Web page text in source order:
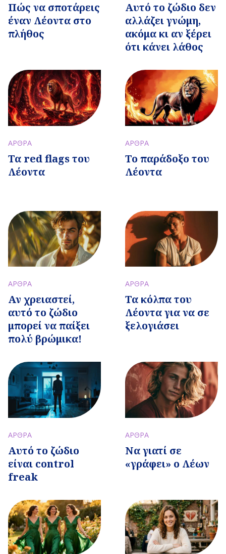
Πώς να σποτάρεις
έναν Λέοντα στο
πλήθος
Αυτό το ζώδιο δεν
αλλάζει γνώμη,
ακόμα κι αν ξέρει
ότι κάνει λάθος
ΑΡΘΡΑ
Τα red flags του
Λέοντα
ΑΡΘΡΑ
Το παράδοξο του
Λέοντα
ΑΡΘΡΑ
Αν χρειαστεί,
αυτό το ζώδιο
μπορεί να παίξει
πολύ βρώμικα!
ΑΡΘΡΑ
Τα κόλπα του
Λέοντα για να σε
ξελογιάσει
ΑΡΘΡΑ
Αυτό το ζώδιο
είναι control
freak
ΑΡΘΡΑ
Να γιατί σε
«γράφει» ο Λέων